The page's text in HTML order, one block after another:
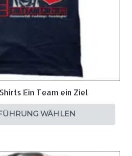
Ein Team ein Ziel
WÄHLEN